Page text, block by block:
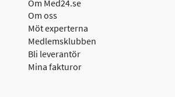
Om Med24.se
Om oss
Möt experterna
Medlemsklubben
Bli leverantör
Mina fakturor